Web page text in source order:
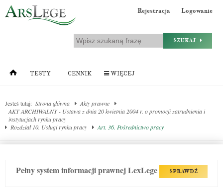
Rejestracja Logowanie
SZUKAJ
TESTY CENNIK WIĘCEJ
Jesteś tutaj: Strona główna
Akty prawne
AKT ARCHIWALNY - Ustawa z dnia 20 kwietnia 2004 r. o promocji zatrudnienia i
instytucjach rynku pracy
Rozdział 10. Usługi rynku pracy
Art. 36. Pośrednictwo pracy
Pełny system informacji prawnej LexLege SPRAWDŹ